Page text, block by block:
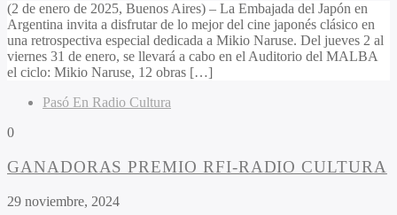
(2 de enero de 2025, Buenos Aires) – La Embajada del Japón en
Argentina invita a disfrutar de lo mejor del cine japonés clásico en
una retrospectiva especial dedicada a Mikio Naruse. Del jueves 2 al
viernes 31 de enero, se llevará a cabo en el Auditorio del MALBA
el ciclo: Mikio Naruse, 12 obras […]
Pasó En Radio Cultura
0
GANADORAS PREMIO RFI-RADIO CULTURA
29 noviembre, 2024